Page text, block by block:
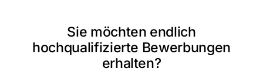
Sie möchten endlich
hochqualifizierte Bewerbungen
erhalten?